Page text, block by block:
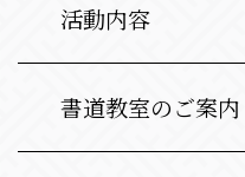
活動内容
書道教室のご案内